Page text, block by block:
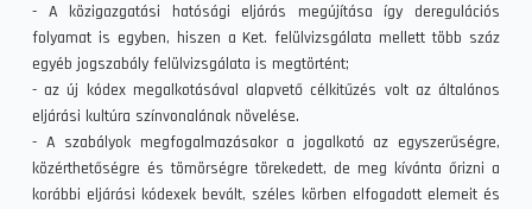
- A közigazgatási hatósági eljárás megújítása így deregulációs
folyamat is egyben, hiszen a Ket. felülvizsgálata mellett több száz
egyéb jogszabály felülvizsgálata is megtörtént;
- az új kódex megalkotásával alapvető célkitűzés volt az általános
eljárási kultúra színvonalának növelése.
- A szabályok megfogalmazásakor a jogalkotó az egyszerűségre,
közérthetőségre és tömörségre törekedett, de meg kívánta őrizni a
korábbi eljárási kódexek bevált, széles körben elfogadott elemeit és